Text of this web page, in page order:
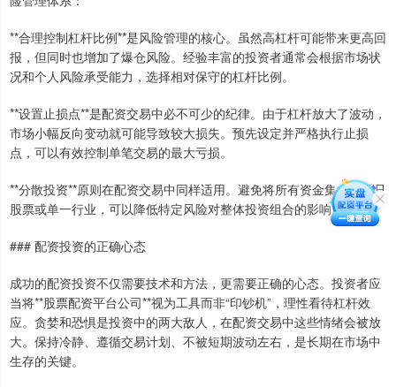
**合理控制杠杆比例**是风险管理的核心。虽然高杠杆可能带来更高回
报，但同时也增加了爆仓风险。经验丰富的投资者通常会根据市场状
况和个人风险承受能力，选择相对保守的杠杆比例。
**设置止损点**是配资交易中必不可少的纪律。由于杠杆放大了波动，
市场小幅反向变动就可能导致较大损失。预先设定并严格执行止损
点，可以有效控制单笔交易的最大亏损。
**分散投资**原则在配资交易中同样适用。避免将所有资金集中于单只
股票或单一行业，可以降低特定风险对整体投资组合的影响。
### 配资投资的正确心态
成功的配资投资不仅需要技术和方法，更需要正确的心态。投资者应
当将**股票配资平台公司**视为工具而非“印钞机”，理性看待杠杆效
应。贪婪和恐惧是投资中的两大敌人，在配资交易中这些情绪会被放
大。保持冷静、遵循交易计划、不被短期波动左右，是长期在市场中
生存的关键。